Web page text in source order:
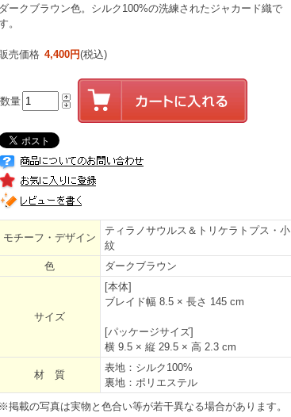
ダークブラウン色。シルク100%の洗練されたジャカード織で
。
販売価格 4,400円(税込)
数量
モチーフ・デザイン
ティラノサウルス＆トリケラトプス・小
紋
色
ダークブラウン
サイズ
[本体]
ブレイド幅 8.5 × 長さ 145 cm
[パッケージサイズ]
横 9.5 × 縦 29.5 × 高 2.3 cm
材 質
表地：シルク100%
裏地：ポリエステル
※掲載の写真は実物と色合い等が若干異なる場合があります。